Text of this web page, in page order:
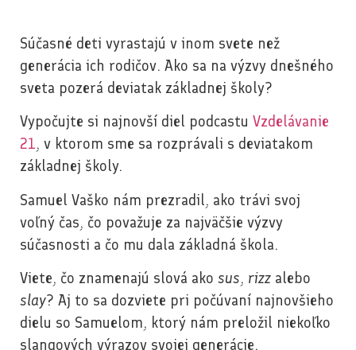
Súčasné deti vyrastajú v inom svete než
generácia ich rodičov. Ako sa na výzvy dnešného
sveta pozerá deviatak základnej školy?
Vypočujte si najnovší diel podcastu Vzdelávanie
21, v ktorom sme sa rozprávali s deviatakom
základnej školy.
Samuel Vaško nám prezradil, ako trávi svoj
voľný čas, čo považuje za najväčšie výzvy
súčasnosti a čo mu dala základná škola.
Viete, čo znamenajú slová ako sus, rizz alebo
slay? Aj to sa dozviete pri počúvaní najnovšieho
dielu so Samuelom, ktorý nám preložil niekoľko
slangových výrazov svojej generácie.